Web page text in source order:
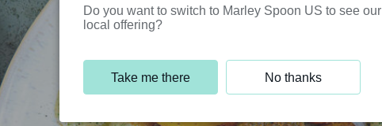
Do you want to switch to Marley Spoon US to see our
local offering?
Take me there No thanks